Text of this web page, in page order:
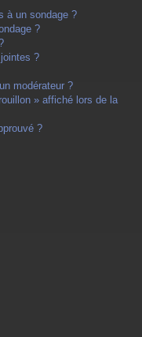
à un sondage ?
?
?
modérateur ?
» affiché lors de la
?